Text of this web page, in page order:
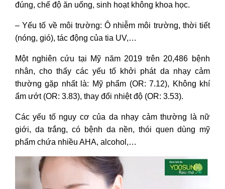
đúng, chế độ ăn uống, sinh hoạt không khoa học.
– Yếu tố về môi trường: Ô nhiễm môi trường, thời tiết
(nóng, gió), tác động của tia UV,…
Một nghiên cứu tại Mỹ năm 2019 trên 20,486 bệnh
nhân, cho thấy các yếu tố khởi phát da nhạy cảm
thường gặp nhất là: Mỹ phẩm (OR: 7.12), Không khí
ẩm ướt (OR: 3.83), thay đổi nhiệt độ (OR: 3.53).
Các yếu tố nguy cơ của da nhạy cảm thường là nữ
giới, da trắng, có bệnh da nền, thói quen dùng mỹ
phẩm chứa nhiều AHA, alcohol,…